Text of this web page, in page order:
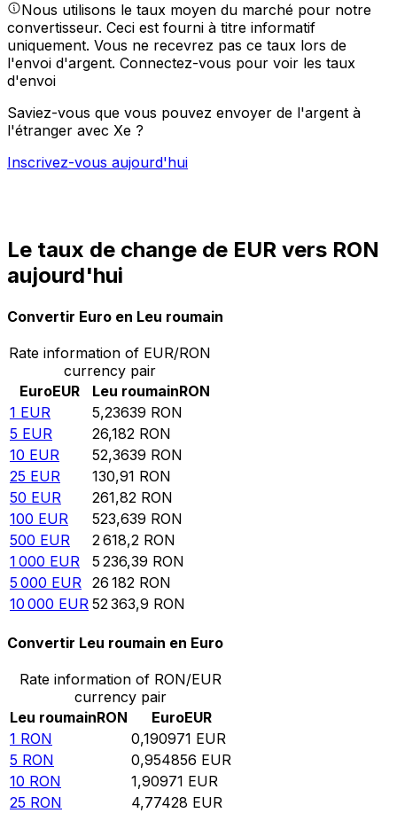
Nous utilisons le taux moyen du marché pour notre
convertisseur. Ceci est fourni à titre informatif
uniquement. Vous ne recevrez pas ce taux lors de
l'envoi d'argent. Connectez-vous pour voir les taux
d'envoi
Saviez-vous que vous pouvez envoyer de l'argent à
l'étranger avec Xe ?
Inscrivez-vous aujourd'hui
Le taux de change de EUR vers RON
aujourd'hui
Convertir Euro en Leu roumain
Rate information of EUR/RON
currency pair
EuroEUR Leu roumainRON
1 EUR 5,23639 RON
5 EUR 26,182 RON
10 EUR 52,3639 RON
25 EUR 130,91 RON
50 EUR 261,82 RON
100 EUR 523,639 RON
500 EUR 2 618,2 RON
1 000 EUR 5 236,39 RON
5 000 EUR 26 182 RON
10 000 EUR 52 363,9 RON
Convertir Leu roumain en Euro
Rate information of RON/EUR
currency pair
Leu roumainRON EuroEUR
1 RON 0,190971 EUR
5 RON 0,954856 EUR
10 RON 1,90971 EUR
25 RON 4,77428 EUR